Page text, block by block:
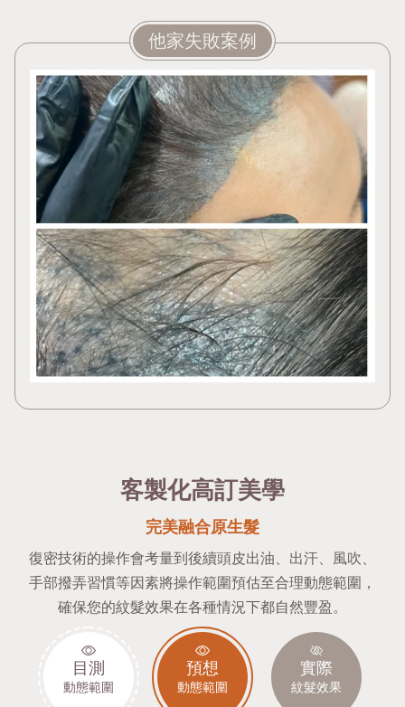
他家失敗案例
客製化高訂美學
完美融合原生髮
復密技術的操作會考量到後續頭皮出油、出汗、風吹、
手部撥弄習慣等因素將操作範圍預估至合理動態範圍，
確保您的紋髮效果在各種情況下都自然豐盈。
目測
動態範圍
預想
動態範圍
實際
紋髮效果